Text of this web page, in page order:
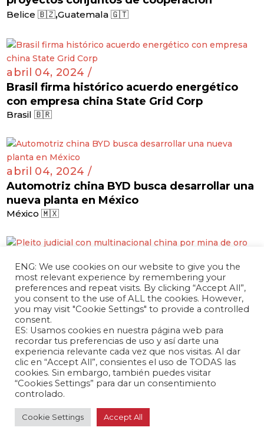
Belice 🇧🇿,Guatemala 🇬🇹
abril 04, 2024 /
Brasil firma histórico acuerdo energético
con empresa china State Grid Corp
Brasil 🇧🇷
abril 04, 2024 /
Automotriz china BYD busca desarrollar una
nueva planta en México
México 🇲🇽
abril 03, 2024 /
Pleito judicial con multinacional china por
mina de oro en Colombia
Colombia 🇨🇴
abril 03, 2024 /
Posible cambio de ley complica control de
empresa china del megapuerto de Chancay
Perú 🇵🇪
ENG: We use cookies on our website to give you the
most relevant experience by remembering your
preferences and repeat visits. By clicking “Accept All”,
you consent to the use of ALL the cookies. However,
you may visit "Cookie Settings" to provide a controlled
consent.
ES: Usamos cookies en nuestra página web para
recordar tus preferencias de uso y así darte una
experiencia relevante cada vez que nos visitas. Al dar
clic en “Accept All”, consientes el uso de TODAS las
cookies. Sin embargo, también puedes visitar
“Cookies Settings” para dar un consentimiento
controlado.
Cookie Settings Accept All